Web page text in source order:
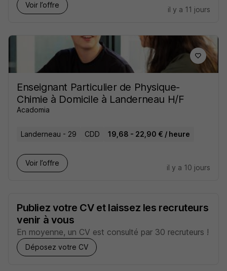
Voir l’offre
il y a 11 jours
Enseignant Particulier de Physique-
Chimie à Domicile à Landerneau H/F
Acadomia
Landerneau - 29 CDD 19,68 - 22,90 € / heure
Voir l’offre
il y a 10 jours
Publiez votre CV et laissez les recruteurs
venir à vous
En moyenne, un CV est consulté par 30 recruteurs !
Déposez votre CV